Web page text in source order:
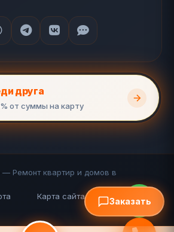
друга
от суммы на карту
— Ремонт квартир и домов в
Карта сайта (110 стр.)
FAQ
Заказать